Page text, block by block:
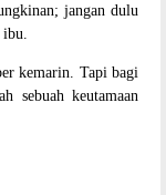
jangan dulu
kemarin. Tapi bagi
sebuah keutamaan